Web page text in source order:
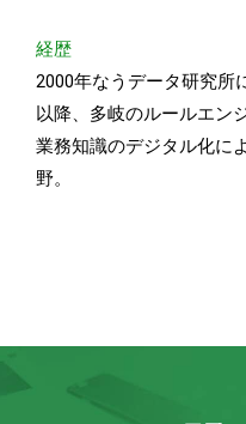
経歴
2000年なうデータ研究所
以降、多岐のルールエン
業務知識のデジタル化に
野。